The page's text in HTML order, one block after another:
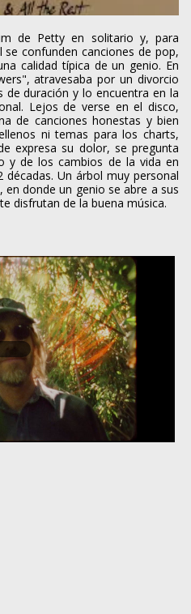
de Petty en solitario y, para
confunden canciones de pop,
calidad típica de un genio. En
atravesaba por un divorcio
de duración y lo encuentra en la
Lejos de verse en el disco,
de canciones honestas y bien
ni temas para los charts,
expresa su dolor, se pregunta
y de los cambios de la vida en
Un árbol muy personal
donde un genio se abre a sus
disfrutan de la buena música.